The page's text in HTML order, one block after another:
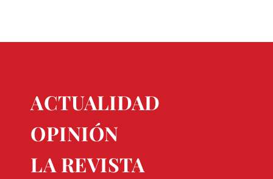
ACTUALIDAD
OPINIÓN
LA REVISTA